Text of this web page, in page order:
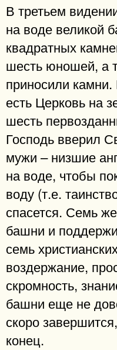
В третьем
на воде великой
квадратных
шесть юношей, а
приносили
есть Церковь на
шесть
Господь вверил
мужи – низшие
на воде, чтобы
воду (т.е.
спасется. Семь
башни и
семь
воздержание,
скромность,
башни еще не
скоро
конец.